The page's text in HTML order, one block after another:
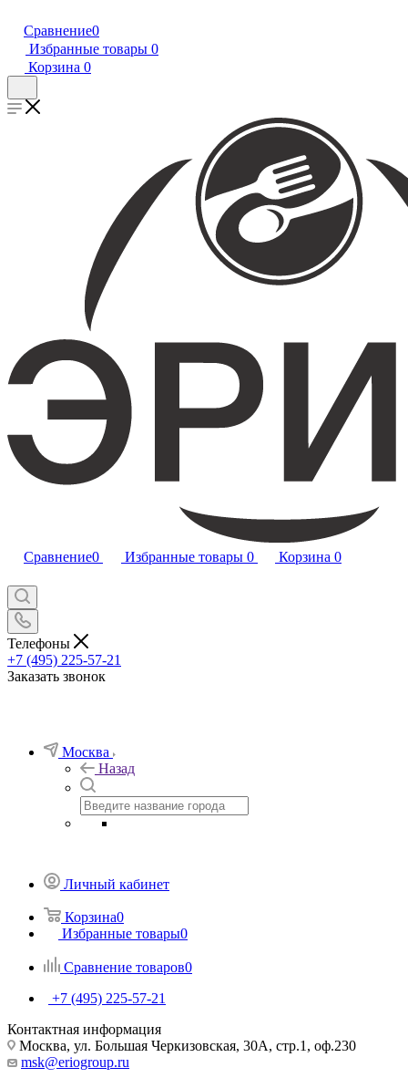
Сравнение0
Избранные товары 0
Корзина 0
Сравнение0 Избранные товары 0 Корзина 0
Телефоны
+7 (495) 225-57-21
Заказать звонок
Москва
Назад
Личный кабинет
Корзина0
Избранные товары0
Сравнение товаров0
+7 (495) 225-57-21
Контактная информация
Москва, ул. Большая Черкизовская, 30А, стр.1, оф.230
msk@eriogroup.ru